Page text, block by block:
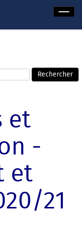
et
-
et
21